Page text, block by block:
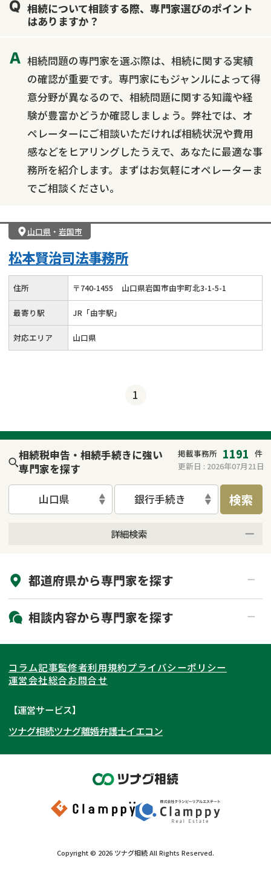
相続について相談する際、専門家選びのポイント
はありますか？
相続問題の専門家を選ぶ際は、相続に関する実績
の確認が重要です。専門家にもジャンルによって得
意分野が異なるので、相続問題に関する知識や経
験が豊富かどうか確認しましょう。弊社では、オ
ペレーターにご相談いただければ相続状況や費用
感などをヒアリングしたうえで、あなたに最適な事
務所を紹介します。まずはお気軽にオペレーターま
でご相談ください。
山口県 ・ 岩国市
松本賢治司法事務所
住所 〒740-1455 山口県岩国市由宇町北3-1-5-1
最寄り駅 JR「由宇駅」
対応エリア 山口県
1
相続税申告・相続手続きに強い
専門家を探す
掲載事務所 1191 件
更新日 : 2026年07月21日
山口県 銀行手続き 検索
詳細検索
初回相談無料
土日祝の相談可能
都道府県から専門家を探す
北海道・東北
北海道 青森県
岩手県 宮城県
秋田県
福島県
関東
東京都 神奈川県
埼玉県
茨城県 群馬県
東海
愛知県
岐阜県 山梨県
関西
大阪府 京都府
奈良県
和歌山県
北陸・甲信越
石川県
富山県
岡山県
九州・沖縄
相談内容から専門家を探す
相続登記
遺産分割
相続手続き
家族信託
成年後見・任意後見
相続財産調査
不動産評価(相続不動産)
相続トラブル
コラム記事監修者利用規約プライバシーポリシー
運営会社総合お問合せ
【運営サービス】
ツナグ相続ツナグ離婚弁護士イエコン
Copyright © 2026 ツナグ相続All Rights Reserved.